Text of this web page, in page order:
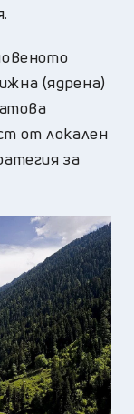
(ядрена)
от локален
за